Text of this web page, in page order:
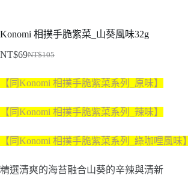
Konomi 相撲手脆紫菜_山葵風味32g
NT$105
始
價
格：
NT$105。
NT$69
前
價
格：
NT$69。
【同Konomi 相撲手脆紫菜系列_原味】
【同Konomi 相撲手脆紫菜系列_ 辣味】
【同Konomi 相撲手脆紫菜系列_ 綠咖哩風味】
精選清爽的海苔融合山葵的辛辣與清新